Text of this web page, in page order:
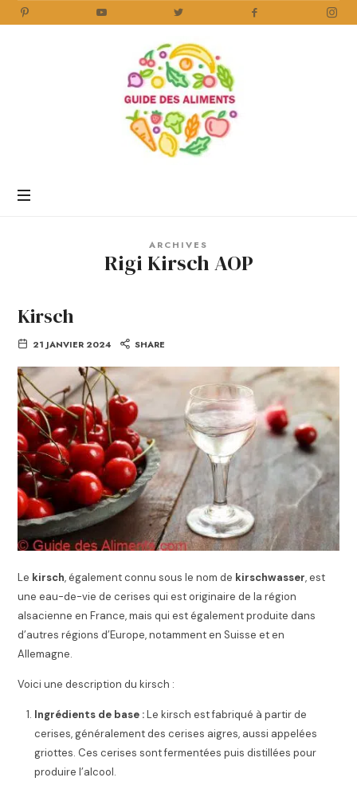
Aliments
ARCHIVES
Rigi Kirsch AOP
Kirsch
21 JANVIER 2024 SHARE
Le kirsch, également connu sous le nom de kirschwasser, est
une eau-de-vie de cerises qui est originaire de la région
alsacienne en France, mais qui est également produite dans
d’autres régions d’Europe, notamment en Suisse et en
Allemagne.
Voici une description du kirsch :
Ingrédients de base :Le kirsch est fabriqué à partir de
cerises, généralement des cerises aigres, aussi appelées
griottes. Ces cerises sont fermentées puis distillées pour
produire l’alcool.